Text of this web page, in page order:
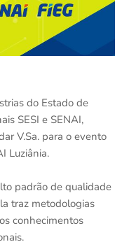
do Estado de
SESI e SENAI,
V.Sa. para o evento
Luziânia.
padrão de qualidade
traz metodologias
conhecimentos